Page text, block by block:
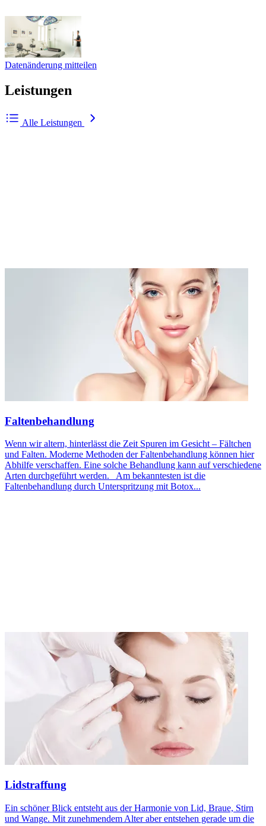
Datenänderung mitteilen
Leistungen
Alle Leistungen
Faltenbehandlung
Wenn wir altern, hinterlässt die Zeit Spuren im Gesicht – Fältchen
und Falten. Moderne Methoden der Faltenbehandlung können hier
Abhilfe verschaffen. Eine solche Behandlung kann auf verschiedene
Arten durchgeführt werden. Am bekanntesten ist die
Faltenbehandlung durch Unterspritzung mit Botox...
Lidstraffung
Ein schöner Blick entsteht aus der Harmonie von Lid, Braue, Stirn
und Wange. Mit zunehmendem Alter aber entstehen gerade um die